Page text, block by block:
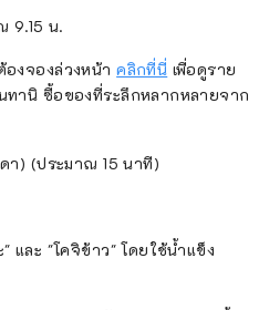
9.15 น.
องจองล่วงหน้าคลิกที่นี่ เพื่อดูราย
ทานิ ซื้อของที่ระลึกหลากหลายจาก
า) (ประมาณ 15 นาที)
และ "โคจิข้าว" โดยใช้น้ำแข็ง